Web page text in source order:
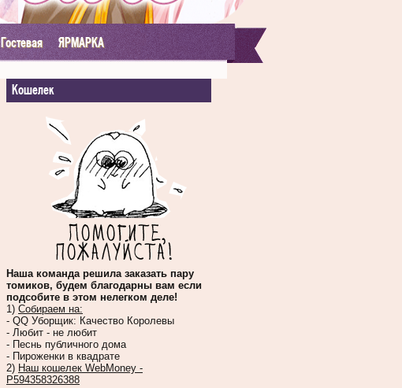
Гостевая ЯРМАРКА
Кошелек
Наша команда решила заказать пару
томиков, будем благодарны вам если
подсобите в этом нелегком деле!
1) Собираем на:
- QQ Уборщик: Качество Королевы
- Любит - не любит
- Песнь публичного дома
- Пироженки в квадрате
2) Наш кошелек WebMoney -
Р594358326388